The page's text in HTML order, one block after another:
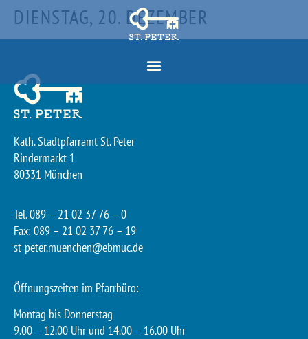
DIENSTAG, 20. DEZEMBER
Kath. Stadtpfarramt St. Peter
Rindermarkt 1
80331 München
Tel. 089 – 21 02 37 76 – 0
Fax: 089 – 21 02 37 76 – 19
st-peter.muenchen@ebmuc.de
Öffnungszeiten im Pfarrbüro:
Montag bis Donnerstag
9.00 – 12.00 Uhr und 14.00 – 16.00 Uhr